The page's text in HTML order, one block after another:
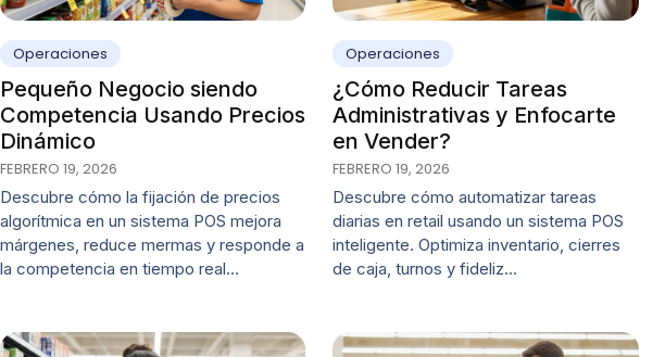
Operaciones
Pequeño Negocio siendo
Competencia Usando Precios
Dinámico
FEBRERO 19, 2026
Descubre cómo la fijación de precios
algorítmica en un sistema POS mejora
márgenes, reduce mermas y responde a
la competencia en tiempo real…
Operaciones
¿Cómo Reducir Tareas
Administrativas y Enfocarte
en Vender?
FEBRERO 19, 2026
Descubre cómo automatizar tareas
diarias en retail usando un sistema POS
inteligente. Optimiza inventario, cierres
de caja, turnos y fideliz…